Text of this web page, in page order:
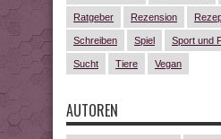
Ratgeber Rezension
Schreiben Spiel Sport und
Sucht Tiere Vegan
AUTOREN